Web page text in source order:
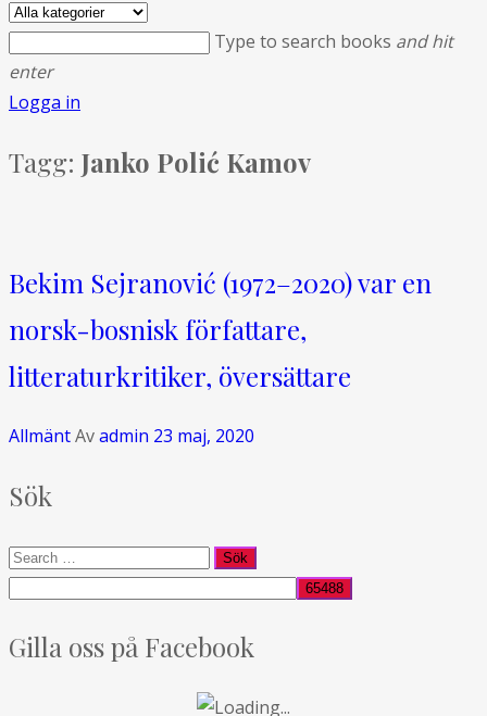
Type to search books and hit
enter
Logga in
Tagg: Janko Polić Kamov
Bekim Sejranović (1972–2020) var en
norsk-bosnisk författare,
litteraturkritiker, översättare
AllmäntAvadmin 23 maj, 2020
Sök
Gilla oss på Facebook